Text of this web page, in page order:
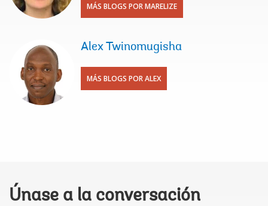
MÁS BLOGS POR MARELIZE
Alex Twinomugisha
MÁS BLOGS POR ALEX
Únase a la conversación